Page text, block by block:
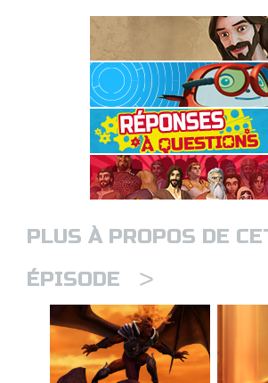
PLUS À PROPOS DE
ÉPISODE
>